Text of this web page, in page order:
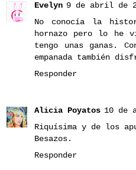
Evelyn 9 de abril de
No conocía la
hornazo pero lo he
tengo unas ganas.
empanada también
Responder
Alicia Poyatos 10 de
Riquísima y de los
Besazos.
Responder